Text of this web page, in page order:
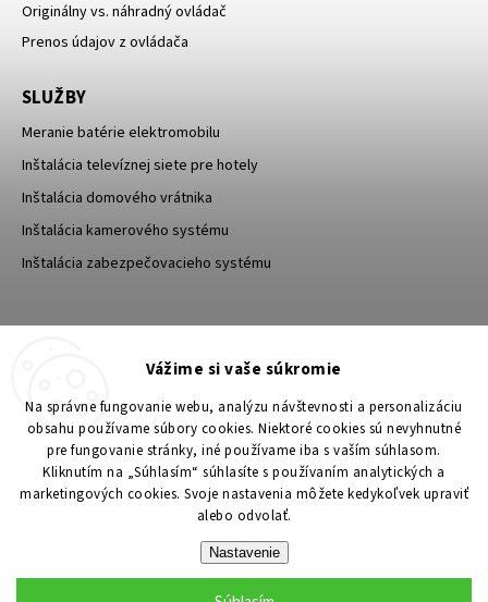
Vážime si vaše súkromie
Na správne fungovanie webu, analýzu návštevnosti a personalizáciu
obsahu používame súbory cookies. Niektoré cookies sú nevyhnutné
pre fungovanie stránky, iné používame iba s vaším súhlasom.
Kliknutím na „Súhlasím“ súhlasíte s používaním analytických a
marketingových cookies. Svoje nastavenia môžete kedykoľvek upraviť
alebo odvolať.
Nastavenie
Originálny vs. náhradný ovládač
Prenos údajov z ovládača
SLUŽBY
Meranie batérie elektromobilu
Inštalácia televíznej siete pre hotely
Inštalácia domového vrátnika
Inštalácia kamerového systému
Inštalácia zabezpečovacieho systému